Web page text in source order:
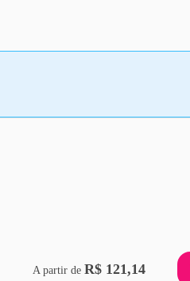
A partir de R$ 121,14